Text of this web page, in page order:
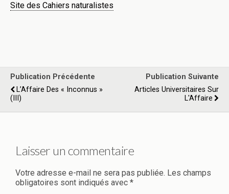
Site des Cahiers naturalistes
Publication Précédente
L’Affaire Des « Inconnus »
(III)
Publication Suivante
Articles Universitaires Sur
L'Affaire
Laisser un commentaire
Votre adresse e-mail ne sera pas publiée. Les champs
obligatoires sont indiqués avec *